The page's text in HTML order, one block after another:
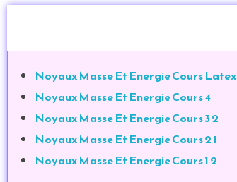
Noyaux Masse Et Energie Cours Latex
Noyaux Masse Et Energie Cours 4
Noyaux Masse Et Energie Cours 3 2
Noyaux Masse Et Energie Cours 2 1
Noyaux Masse Et Energie Cours 1 2